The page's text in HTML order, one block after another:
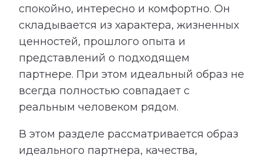
спокойно, интересно и комфортно. Он
складывается из характера, жизненных
ценностей, прошлого опыта и
представлений о подходящем
партнере. При этом идеальный образ не
всегда полностью совпадает с
реальным человеком рядом.
В этом разделе рассматривается образ
идеального партнера, качества,